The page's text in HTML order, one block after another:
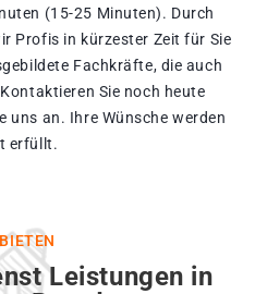
(15-25 Minuten). Durch
Profis in kürzester Zeit für Sie
Fachkräfte, die auch
Sie noch heute
uns an. Ihre Wünsche werden
erfüllt.
Leistungen in